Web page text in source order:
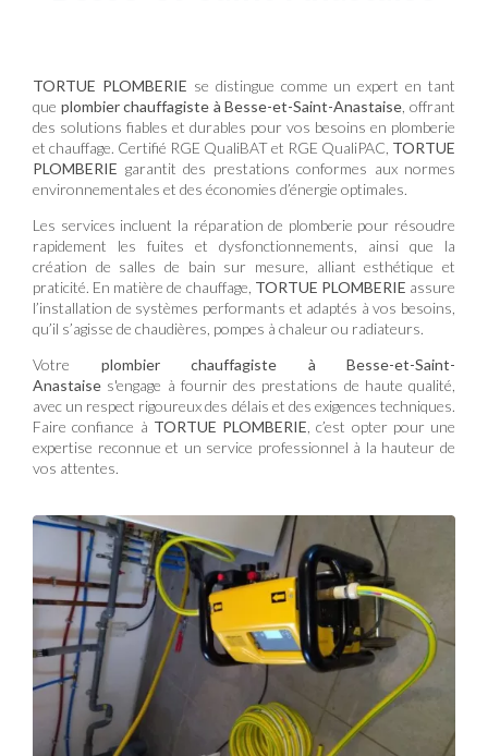
TORTUE PLOMBERIE se distingue comme un expert en tant
que plombier chauffagiste à Besse-et-Saint-Anastaise , offrant
des solutions fiables et durables pour vos besoins en plomberie
et chauffage. Certifié RGE QualiBAT et RGE QualiPAC, TORTUE
PLOMBERIE garantit des prestations conformes aux normes
environnementales et des économies d’énergie optimales.
Les services incluent la réparation de plomberie pour résoudre
rapidement les fuites et dysfonctionnements, ainsi que la
création de salles de bain sur mesure, alliant esthétique et
praticité. En matière de chauffage, TORTUE PLOMBERIE assure
l’installation de systèmes performants et adaptés à vos besoins,
qu’il s’agisse de chaudières, pompes à chaleur ou radiateurs.
Votre plombier chauffagiste à Besse-et-Saint-
Anastaise s'engage à fournir des prestations de haute qualité,
avec un respect rigoureux des délais et des exigences techniques.
Faire confiance à TORTUE PLOMBERIE , c’est opter pour une
expertise reconnue et un service professionnel à la hauteur de
vos attentes.